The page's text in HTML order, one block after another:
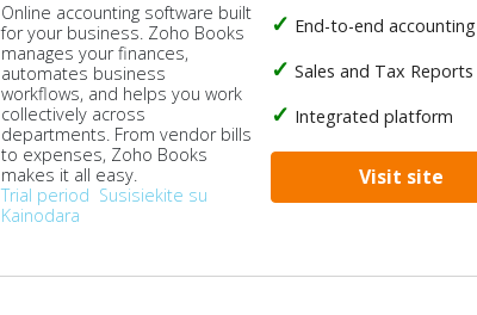
Online accounting software built
for your business. Zoho Books
manages your finances,
automates business
workflows, and helps you work
collectively across
departments. From vendor bills
to expenses, Zoho Books
makes it all easy.
Trial period Susisiekite su
Kainodara
End-to-end accounting
Sales and Tax Reports
Integrated platform
Visit site